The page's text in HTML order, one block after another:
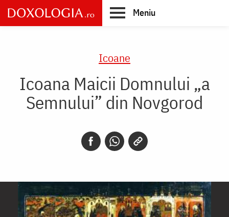
Skip
to
main
Meniu
Icoane
Icoana Maicii Domnului „a
Semnului” din Novgorod